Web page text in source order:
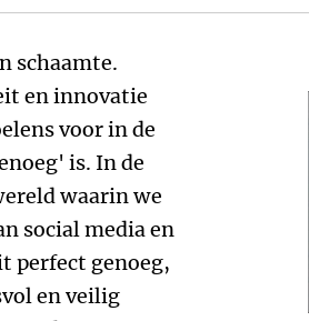
schaamte.
en innovatie
voor in de
is. In de
waarin we
social media en
perfect genoeg,
en veilig